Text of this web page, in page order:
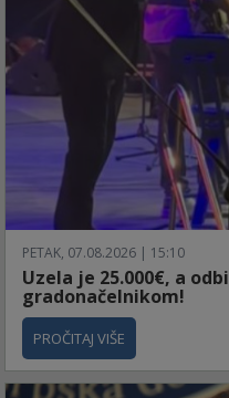
PETAK, 07.08.2026 | 15:10
Uzela je 25.000€, a
gradonačelnikom!
PROČITAJ VIŠE